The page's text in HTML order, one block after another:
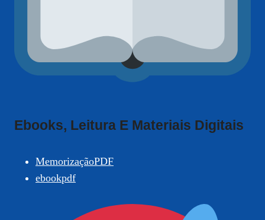
Ebooks, Leitura E Materiais Digitais
MemorizaçãoPDF
ebookpdf